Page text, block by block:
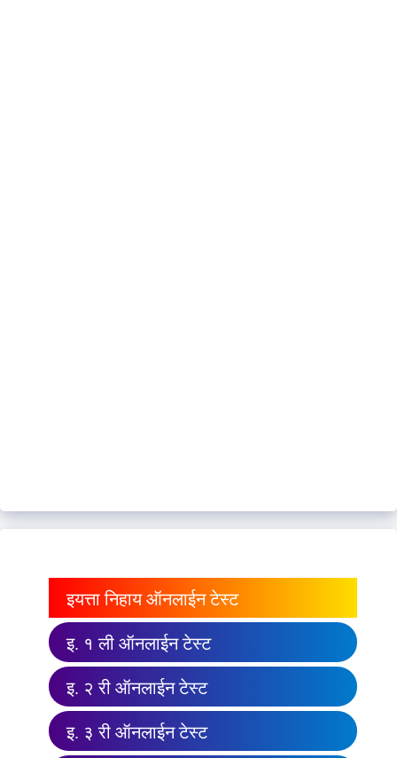
इयत्ता निहाय ऑनलाईन टेस्ट
इ. १ ली ऑनलाईन टेस्ट
इ. २ री ऑनलाईन टेस्ट
इ. ३ री ऑनलाईन टेस्ट